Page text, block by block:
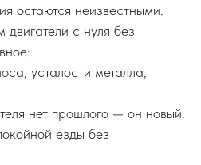
остаются неизвестными.
с нуля без
усталости металла,
нет прошлого — он новый.
езды без